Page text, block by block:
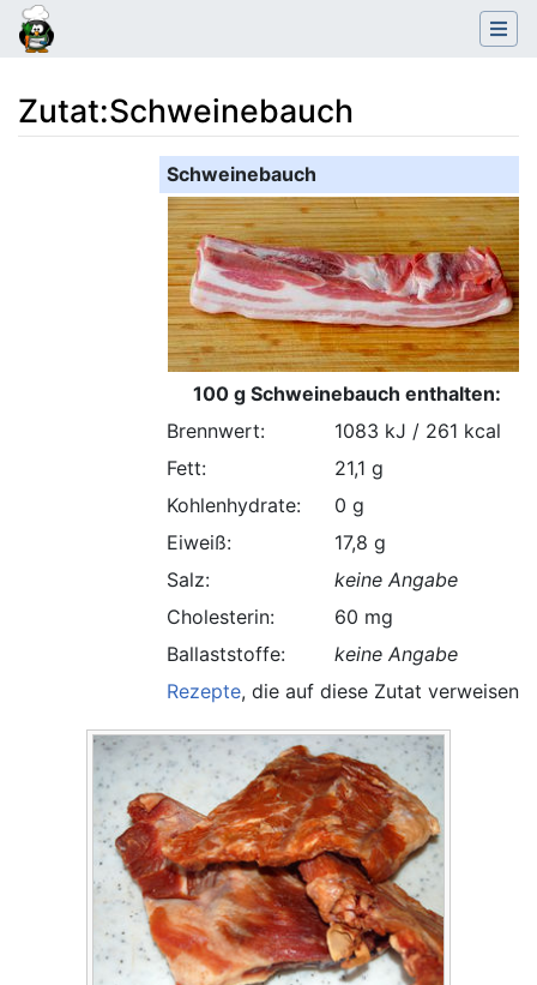
Zutat:Schweinebauch
Navigation,Suche
Schweinebauch
100 g Schweinebauch enthalten:
Brennwert:
1083 kJ / 261 kcal
Fett:
21,1 g
Kohlenhydrate:
0 g
Eiweiß:
17,8 g
Salz:
keine Angabe
Cholesterin:
60 mg
Ballaststoffe:
keine Angabe
Rezepte, die auf diese Zutat verweisen.